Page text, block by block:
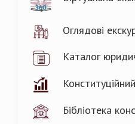
Оглядові
Каталог
Бібліотека